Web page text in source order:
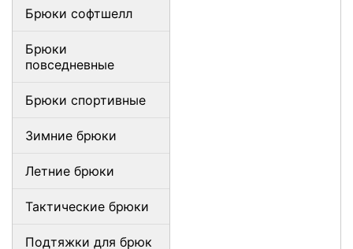
Брюки софтшелл
Брюки
повседневные
Брюки спортивные
Зимние брюки
Летние брюки
Тактические брюки
Подтяжки для брюк